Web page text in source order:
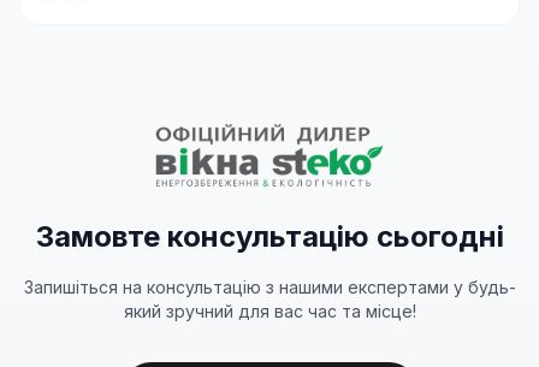
Замовте консультацію сьогодні
Запишіться на консультацію з нашими експертами у будь-
який зручний для вас час та місце!